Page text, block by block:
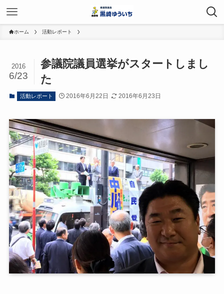
ホーム 活動レポート
参議院議員選挙がスタートしまし
た
2016
6/23
活動レポート 2016年6月22日 2016年6月23日